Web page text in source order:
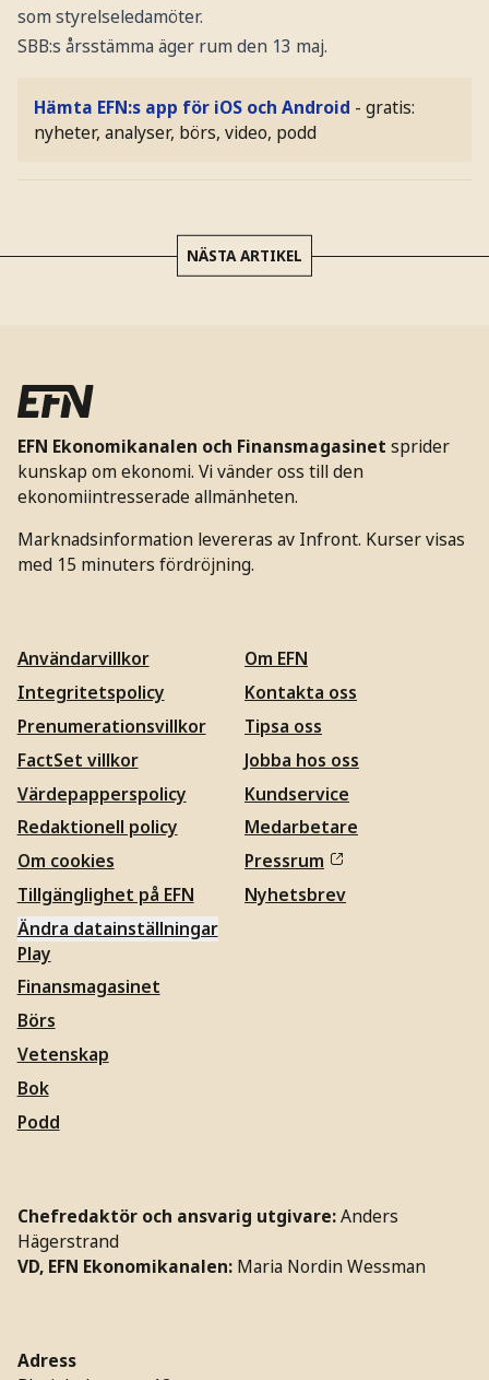
som styrelseledamöter.
SBB:s årsstämma äger rum den 13 maj.
Hämta EFN:s app för iOS och Android - gratis:
nyheter, analyser, börs, video, podd
NÄSTA ARTIKEL
EFN Ekonomikanalen och Finansmagasinet sprider
kunskap om ekonomi. Vi vänder oss till den
ekonomiintresserade allmänheten.
Marknadsinformation levereras av Infront. Kurser visas
med 15 minuters fördröjning.
Användarvillkor
Integritetspolicy
Prenumerationsvillkor
FactSet villkor
Värdepapperspolicy
Redaktionell policy
Om cookies
Tillgänglighet på EFN
Ändra datainställningar
Om EFN
Kontakta oss
Tipsa oss
Jobba hos oss
Kundservice
Medarbetare
Pressrum
Nyhetsbrev
Play
Finansmagasinet
Börs
Vetenskap
Bok
Podd
Chefredaktör och ansvarig utgivare: Anders
Hägerstrand
VD, EFN Ekonomikanalen: Maria Nordin Wessman
Adress